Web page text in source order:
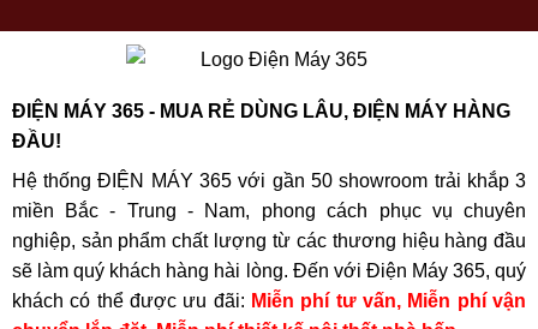
ĐIỆN MÁY 365 - MUA RẺ DÙNG LÂU, ĐIỆN MÁY HÀNG
ĐẦU!
Hệ thống ĐIỆN MÁY 365 với gần 50 showroom trải khắp 3
miền Bắc - Trung - Nam, phong cách phục vụ chuyên
nghiệp, sản phẩm chất lượng từ các thương hiệu hàng đầu
sẽ làm quý khách hàng hài lòng. Đến với Điện Máy 365, quý
khách có thể được ưu đãi: Miễn phí tư vấn, Miễn phí vận